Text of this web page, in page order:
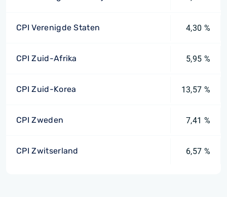
CPI Verenigde Staten 4,30 %
CPI Zuid-Afrika 5,95 %
CPI Zuid-Korea 13,57 %
CPI Zweden 7,41 %
CPI Zwitserland 6,57 %